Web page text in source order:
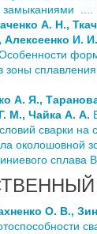
замыканиями
А. Н.,
Алексеенко И.
зоны
А. Я.,
М., Чайка А. А.
сварки на
околошовной
сплава
О. В.,